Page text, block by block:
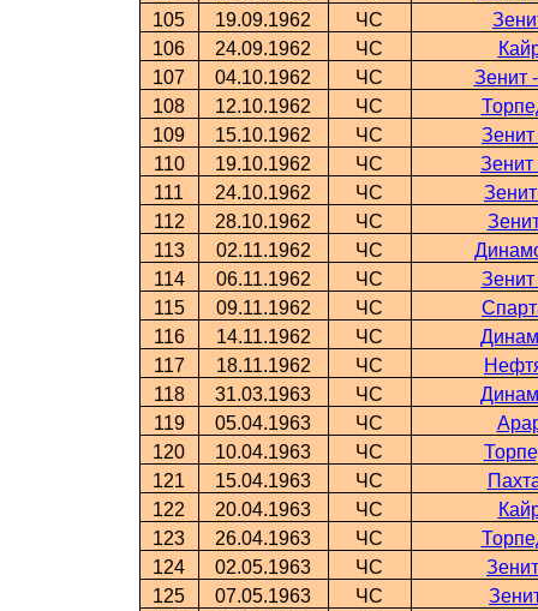
105
19.09.1962 ЧС
106
24.09.1962 ЧС
107
04.10.1962 ЧС
Зенит
108
12.10.1962 ЧС
109
15.10.1962 ЧС
110
19.10.1962 ЧС
111
24.10.1962 ЧС
112
28.10.1962 ЧС
113
02.11.1962 ЧС
114
06.11.1962 ЧС
115
09.11.1962 ЧС
116
14.11.1962 ЧС
117
18.11.1962 ЧС
118
31.03.1963 ЧС
119
05.04.1963 ЧС
120
10.04.1963 ЧС
121
15.04.1963 ЧС
122
20.04.1963 ЧС
123
26.04.1963 ЧС
124
02.05.1963 ЧС
125
07.05.1963 ЧС